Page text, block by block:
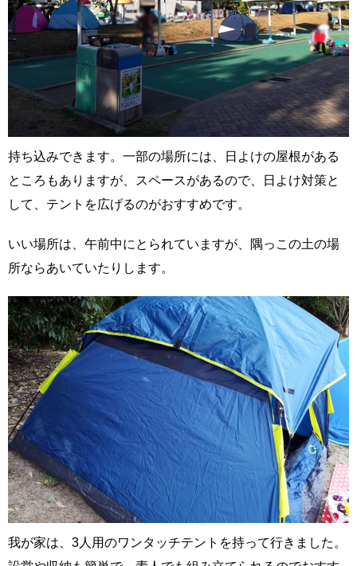
持ち込みできます。一部の場所には、日よけの屋根がある
ところもありますが、スペースがあるので、日よけ対策と
して、テントを広げるのがおすすめです。
いい場所は、午前中にとられていますが、隅っこの土の場
所ならあいていたりします。
我が家は、3人用のワンタッチテントを持って行きました。